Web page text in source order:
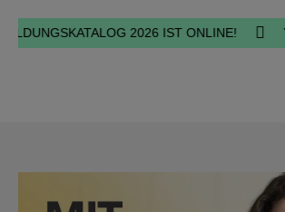
2026 IST ONLINE! 